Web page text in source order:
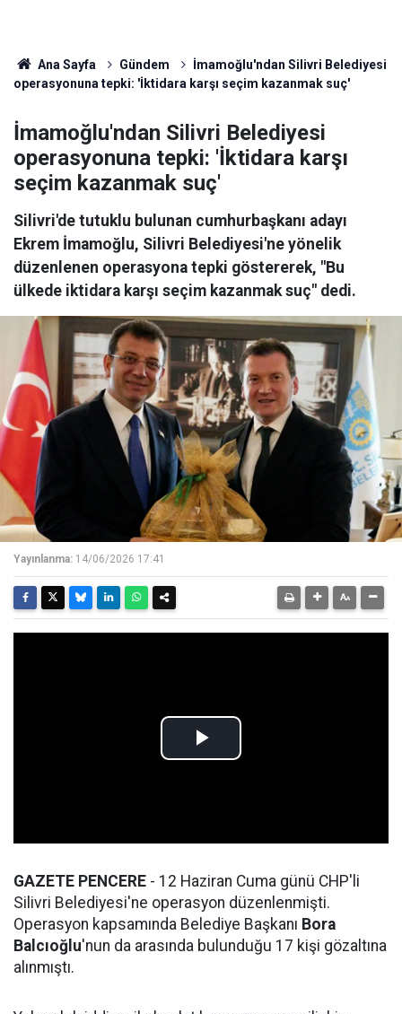
Ana Sayfa Gündem
İmamoğlu'ndan Silivri Belediyesi
operasyonuna tepki: 'İktidara karşı seçim kazanmak suç'
İmamoğlu'ndan Silivri Belediyesi
operasyonuna tepki: 'İktidara karşı
seçim kazanmak suç'
Silivri'de tutuklu bulunan cumhurbaşkanı adayı
Ekrem İmamoğlu, Silivri Belediyesi'ne yönelik
düzenlenen operasyona tepki göstererek, "Bu
ülkede iktidara karşı seçim kazanmak suç" dedi.
Yayınlanma: 14/06/2026 17:41
GAZETE PENCERE - 12 Haziran Cuma günü CHP'li
Silivri Belediyesi'ne operasyon düzenlenmişti.
Operasyon kapsamında Belediye Başkanı Bora
Balcıoğlu'nun da arasında bulunduğu 17 kişi gözaltına
alınmıştı.